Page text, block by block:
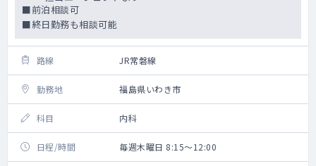
■前泊相談可
■終日勤務も相談可能
路線 JR常磐線
勤務地 福島県いわき市
科目 内科
日程/時間 毎週木曜日 8:15～12:00